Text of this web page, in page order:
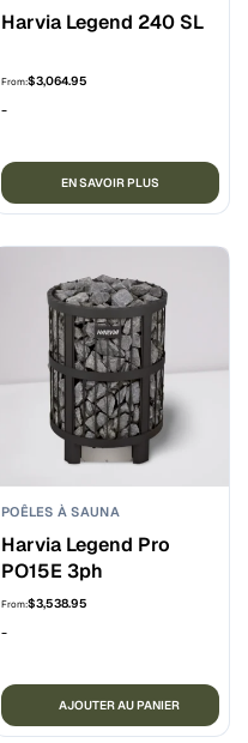
Harvia Legend 240 SL
From:$3,064.95
-
EN SAVOIR PLUS
POÊLES À SAUNA
Harvia Legend Pro
PO15E 3ph
From:$3,538.95
-
AJOUTER AU PANIER